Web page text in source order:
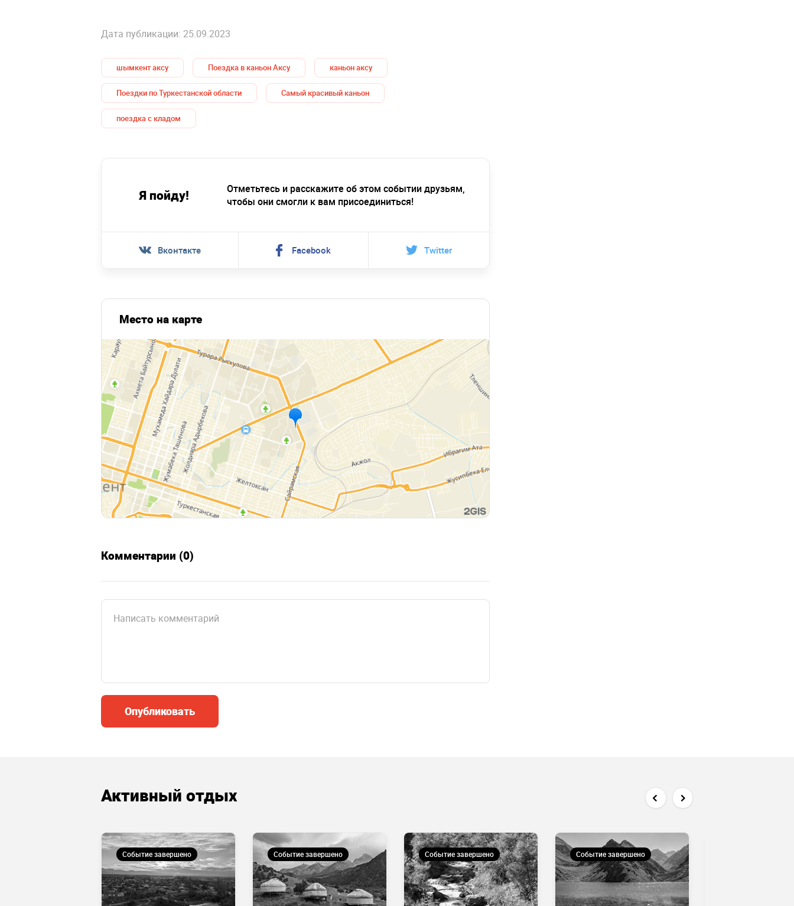
Дата публикации: 25.09.2023
шымкент аксу Поездка в каньон Аксу каньон аксу
Поездки по Туркестанской области Самый красивый каньон
поездка с кладом
Я пойду!
Отметьтесь и расскажите об этом событии друзьям,
чтобы они смогли к вам присоединиться!
Вконтакте Facebook Twitter
Место на карте
Комментарии (0)
Опубликовать
Активный отдых
Событие завершено Событие завершено Событие завершено Событие завершено